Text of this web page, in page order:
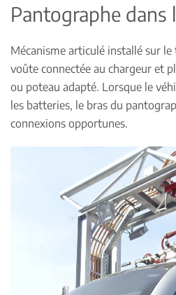
Pantographe dans
Mécanisme articulé installé sur
voûte connectée au chargeur et
ou poteau adapté. Lorsque le
les batteries, le bras du
connexions opportunes.